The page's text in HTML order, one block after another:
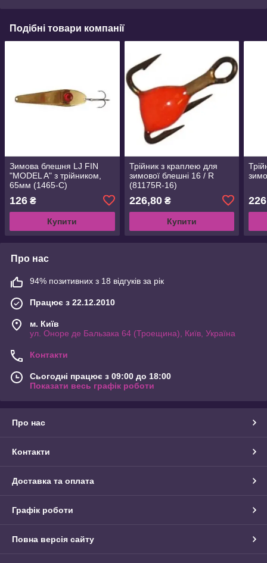
Подібні товари компанії
Зимова блешня LJ FIN
"MODEL A" з трійником,
65мм (1465-C)
126 ₴
Купити
Трійник з краплею для
зимової блешні 16 / R
(81175R-16)
226,80₴
Купити
Про нас
94% позитивних з 18 відгуків за рік
Працює з 22.12.2010
м. Київ
ул. Оноре де Бальзака 64 (Троещина), Київ, Україна
Контакти
Сьогодні працює з 09:00 до 18:00
Показати весь графік роботи
Про нас
Контакти
Доставка та оплата
Графік роботи
Повна версія сайту